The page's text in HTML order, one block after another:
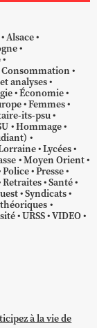
Alsace
Consommation
analyses
Économie
Femmes
its-psu
Hommage
Lycées
Moyen Orient
Police Presse
Retraites Santé
Syndicats
URSS VIDEO
à la vie de